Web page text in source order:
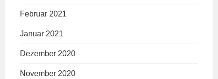
Februar 2021
Januar 2021
Dezember 2020
November 2020